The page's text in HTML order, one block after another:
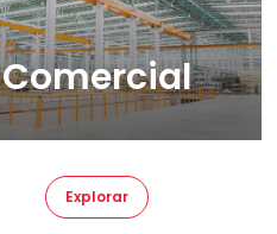
Comercial
Explorar